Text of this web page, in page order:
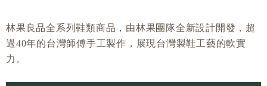
林果良品全系列鞋類商品，由林果團隊全新設計開發，超
過40年的台灣師傅手工製作，展現台灣製鞋工藝的軟實
力。